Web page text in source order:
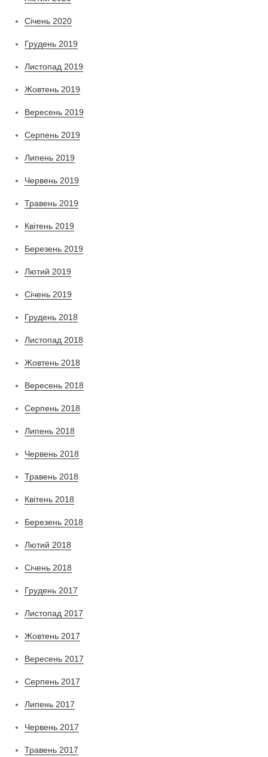
Січень 2020
Грудень 2019
Листопад 2019
Жовтень 2019
Вересень 2019
Серпень 2019
Липень 2019
Червень 2019
Травень 2019
Квітень 2019
Березень 2019
Лютий 2019
Січень 2019
Грудень 2018
Листопад 2018
Жовтень 2018
Вересень 2018
Серпень 2018
Липень 2018
Червень 2018
Травень 2018
Квітень 2018
Березень 2018
Лютий 2018
Січень 2018
Грудень 2017
Листопад 2017
Жовтень 2017
Вересень 2017
Серпень 2017
Липень 2017
Червень 2017
Травень 2017